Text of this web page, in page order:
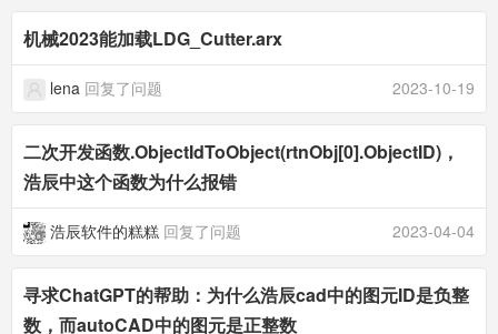
机械2023能加载LDG_Cutter.arx
lena 回复了问题 2023-10-19
二次开发函数.ObjectIdToObject(rtnObj[0].ObjectID)，
浩辰中这个函数为什么报错
浩辰软件的糕糕 回复了问题 2023-04-04
寻求ChatGPT的帮助：为什么浩辰cad中的图元ID是负整
数，而autoCAD中的图元是正整数